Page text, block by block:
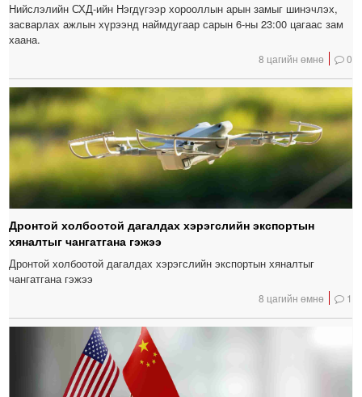
Нийслэлийн СХД-ийн Нэгдүгээр хорооллын арын замыг шинэчлэх,
засварлах ажлын хүрээнд наймдугаар сарын 6-ны 23:00 цагаас зам
хаана.
8 цагийн өмнө 0
Дронтой холбоотой дагалдах хэрэгслийн экспортын
хяналтыг чангатгана гэжээ
Дронтой холбоотой дагалдах хэрэгслийн экспортын хяналтыг
чангатгана гэжээ
8 цагийн өмнө 1